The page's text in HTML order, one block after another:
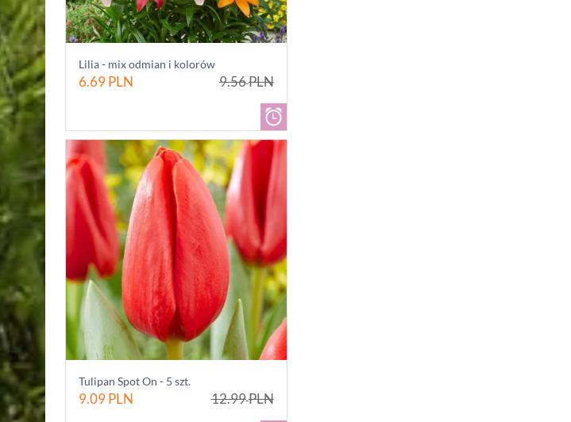
Lilia - mix odmian i kolorów
6.69PLN 9.56PLN
Tulipan Spot On - 5 szt.
9.09PLN 12.99PLN